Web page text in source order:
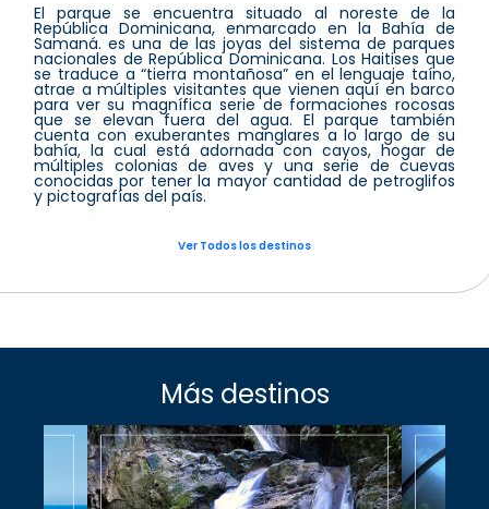
El parque se encuentra situado al noreste de la
República Dominicana, enmarcado en la Bahía de
Samaná. es una de las joyas del sistema de parques
nacionales de República Dominicana. Los Haitises que
se traduce a “tierra montañosa” en el lenguaje taíno,
atrae a múltiples visitantes que vienen aquí en barco
para ver su magnífica serie de formaciones rocosas
que se elevan fuera del agua. El parque también
cuenta con exuberantes manglares a lo largo de su
bahía, la cual está adornada con cayos, hogar de
múltiples colonias de aves y una serie de cuevas
conocidas por tener la mayor cantidad de petroglifos
y pictografías del país.
Ver Todos los destinos
Más destinos